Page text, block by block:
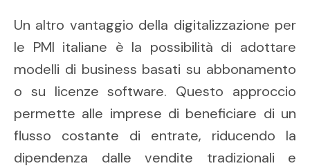
Un altro vantaggio della digitalizzazione per
le PMI italiane è la possibilità di adottare
modelli di business basati su abbonamento
o su licenze software. Questo approccio
permette alle imprese di beneficiare di un
flusso costante di entrate, riducendo la
dipendenza dalle vendite tradizionali e